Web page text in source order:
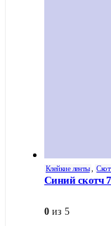
Клейкие ленты,
Синий скотч
0 из 5